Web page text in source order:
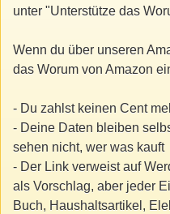
unter "Unterstütze das
Wenn du über unseren
das Worum von Amazon
- Du zahlst keinen Cent
- Deine Daten bleiben
sehen nicht, wer was kauft
- Der Link verweist auf
als Vorschlag, aber jeder
Buch, Haushaltsartikel,